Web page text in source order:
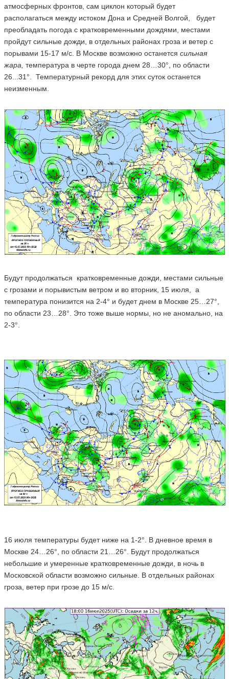
атмосферных фронтов, сам циклон который будет
располагаться между истоком Дона и Средней Волгой, будет
преобладать погода с кратковременными дождями, местами
пройдут сильные дожди, в отдельных районах гроза и ветер с
порывами 15-17 м/с. В Москве возможно останется сильная
жара, температура в черте города днем 28…30°, по области
26...31°. Температурный рекорд для этих суток останется
неизменным.
Будут продолжаться кратковременные дожди, местами сильные
с грозами и порывистым ветром и во вторник, 15 июля, а
температура понизится на 2-4° и будет днем в Москве 25…27°,
по области 23…28°. Это тоже выше нормы, но не аномально, на
2-3°.
16 июля температуры будет ниже на 1-2°. В дневное время в
Москве 24…26°, по области 21…26°. Будут продолжаться
небольшие и умеренные кратковременные дожди, в ночь в
Московской области возможно сильные. В отдельных районах
гроза, ветер при грозе до 15 м/с.